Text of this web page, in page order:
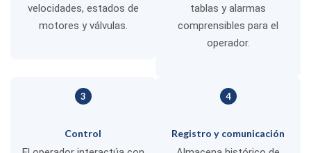
velocidades, estados de
motores y válvulas.
tablas y alarmas
comprensibles para el
operador.
3
Control
4
Registro y comunicación